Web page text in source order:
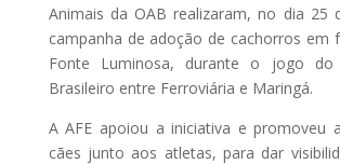
Animais da OAB realizaram, no dia 25
campanha de adoção de cachorros em
Fonte Luminosa, durante o jogo do
Brasileiro entre Ferroviária e Maringá.
A AFE apoiou a iniciativa e promoveu
cães junto aos atletas, para dar